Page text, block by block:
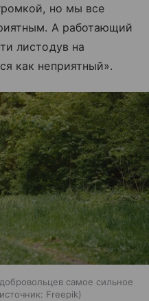
но мы все
А работающий
листодув на
как неприятный».
самое сильное
источник: Freepik